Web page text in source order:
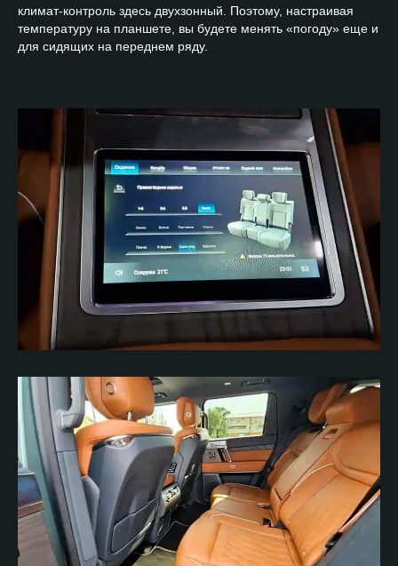
климат-контроль здесь двухзонный. Поэтому, настраивая
температуру на планшете, вы будете менять «погоду» еще и
для сидящих на переднем ряду.